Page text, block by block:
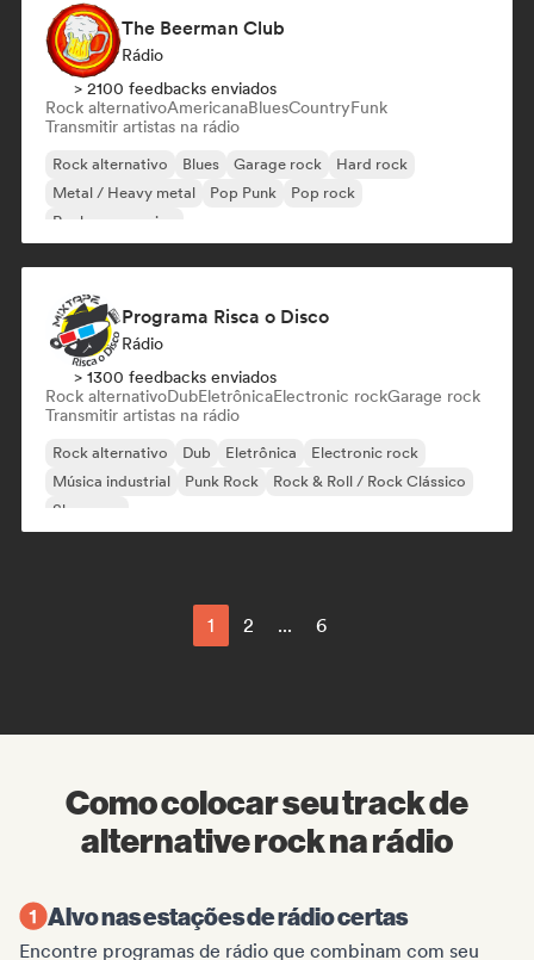
The Beerman Club
Rádio
> 2100 feedbacks enviados
Rock alternativoAmericanaBluesCountryFunk
Transmitir artistas na rádio
Rock alternativo Blues Garage rock
Hard rock
Metal / Heavy metal
Pop Punk
Pop rock
Rock progressivo
Programa Risca o Disco
Rádio
> 1300 feedbacks enviados
Rock alternativoDubEletrônicaElectronic rockGarage rock
Transmitir artistas na rádio
Rock alternativo Dub Eletrônica
Electronic rock
Música industrial
Punk Rock
Rock & Roll / Rock Clássico
Shoegaze
1 2 ... 6
Como colocar seu track de
alternative rock na rádio
Alvo nas estações de rádio certas
Encontre programas de rádio que combinam com seu